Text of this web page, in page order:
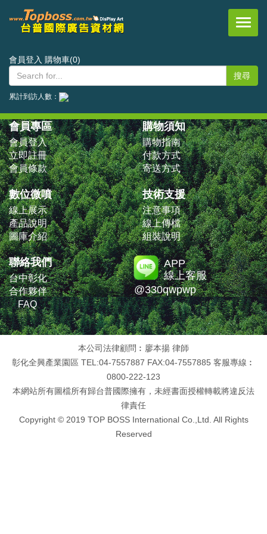
會員登入 購物車(0)
累計到訪人數：
首頁/關於我們/台普簡介
會員專區
會員登入
立即註冊
會員條款
購物須知
購物指南
付款方式
寄送方式
數位微噴
線上展示
產品說明
圖庫介紹
技術支援
注意事項
線上傳檔
組裝說明
聯絡我們
台中彰化
合作夥伴
FAQ
APP
線上客服
@330qwpwp
本公司法律顧問︰廖本揚 律師
彰化全興產業園區 TEL:04-7557887 FAX:04-7557885 客服專線︰
0800-222-123
本網站所有圖檔所有歸台普國際擁有，未經書面授權轉載將違反法
律責任
Copyright © 2019 TOP BOSS International Co.,Ltd. All Rights
Reserved